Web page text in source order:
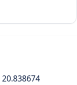
20.838674